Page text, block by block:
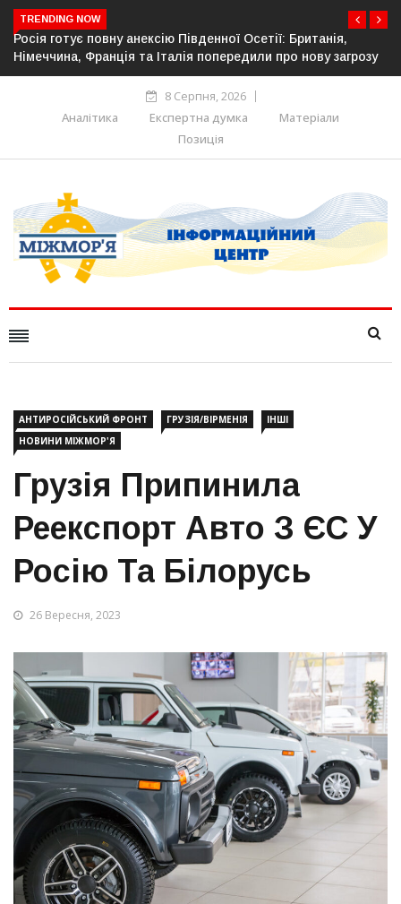
TRENDING NOW
Естонія посилює кордон із Росією: облаштовано ще
прикордонної інфраструктури
8 Серпня, 2026
Аналітика
Експертна думка
Матеріали
Позиція
АНТИРОСІЙСЬКИЙ ФРОНТ ГРУЗІЯ/ВІРМЕНІЯ
ІНШІ
НОВИНИ МІЖМОР'Я
Грузія Припинила
Реекспорт Авто З ЄС У
Росію Та Білорусь
26 Вересня, 2023